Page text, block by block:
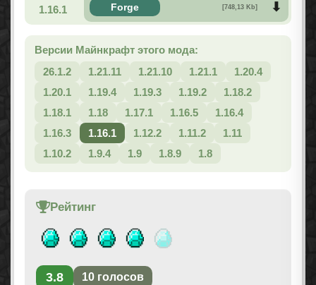
1.16.1 Forge [748,13 Kb]
Версии Майнкрафт этого мода:
26.1.2
1.21.11 1.21.10 1.21.1
1.20.4
1.20.1
1.19.4 1.19.3 1.19.2
1.18.2
1.18.1
1.18 1.17.1 1.16.5
1.16.4
1.16.3
1.16.1 1.12.2 1.11.2
1.11
1.10.2
1.9.4 1.9 1.8.9 1.8
Рейтинг
3.8 10 голосов